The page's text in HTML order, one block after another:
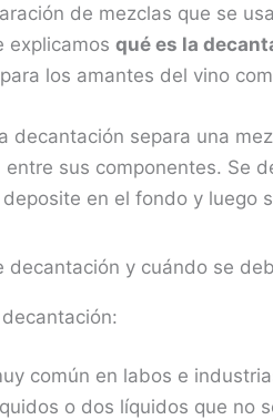
de mezclas que se
explicamos qué es la
los amantes del vino
decantación separa una
sus componentes. Se
en el fondo y luego
común en labos e
o dos líquidos que no